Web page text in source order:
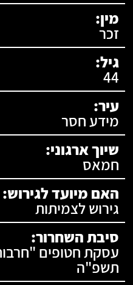
מין:
זכר
גיל:
44
עיר:
מידע חסר
שיוך ארגוני:
חמאס
האם מיועד לגירוש:
גירוש לצמיתות
סיבת השחרור:
עסקת חטופים
תשפ"ה